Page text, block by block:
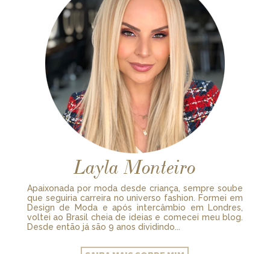
Layla Monteiro
Apaixonada por moda desde criança, sempre soube
que seguiria carreira no universo fashion. Formei em
Design de Moda e após intercâmbio em Londres,
voltei ao Brasil cheia de ideias e comecei meu blog.
Desde então já são 9 anos dividindo...